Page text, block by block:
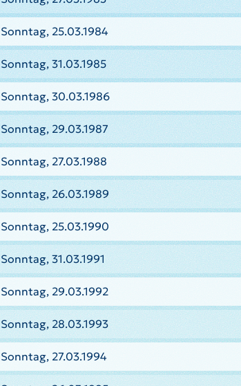
Sonntag, 25.03.1984
Sonntag, 31.03.1985
Sonntag, 30.03.1986
Sonntag, 29.03.1987
Sonntag, 27.03.1988
Sonntag, 26.03.1989
Sonntag, 25.03.1990
Sonntag, 31.03.1991
Sonntag, 29.03.1992
Sonntag, 28.03.1993
Sonntag, 27.03.1994